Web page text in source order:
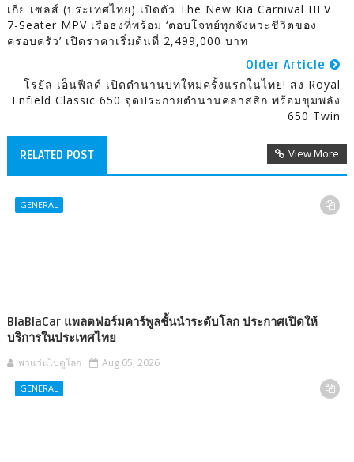
เกีย เซลส์ (ประเทศไทย) เปิดตัว The New Kia Carnival HEV
7-Seater MPV เรือธงที่พร้อม ‘ตอบโจทย์ทุกจังหวะชีวิตของ
ครอบครัว’ เปิดราคาเริ่มต้นที่ 2,499,000 บาท
Older Article
โรยัล เอ็นฟีลด์ เปิดตำนานบทใหม่ครั้งแรกในไทย! ส่ง Royal
Enfield Classic 650 จุดประกายตำนานคลาสสิก พร้อมขุมพลัง
650 Twin
RELATED POST View More
GENERAL
BlaBlaCar แพลตฟอร์มคาร์พูลชั้นนำระดับโลก ประกาศเปิดให้
บริการในประเทศไทย
พาแว่นไปดูโลก Aug 05, 2026
GENERAL